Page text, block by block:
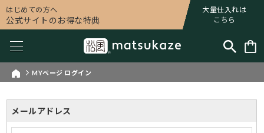
はじめての方へ
公式サイトのお得な特典
大量仕入れは
こちら
MYページ ログイン
メールアドレス